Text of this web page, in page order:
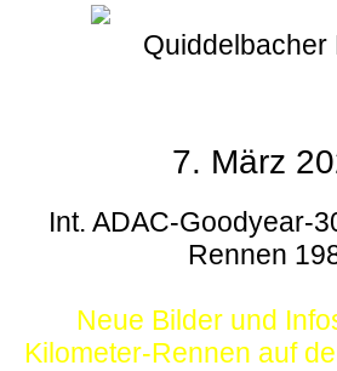
Quiddelbacher
7. März
Int. ADAC-Goodyear-
Rennen
Neue Bilder und
Kilometer-Rennen auf